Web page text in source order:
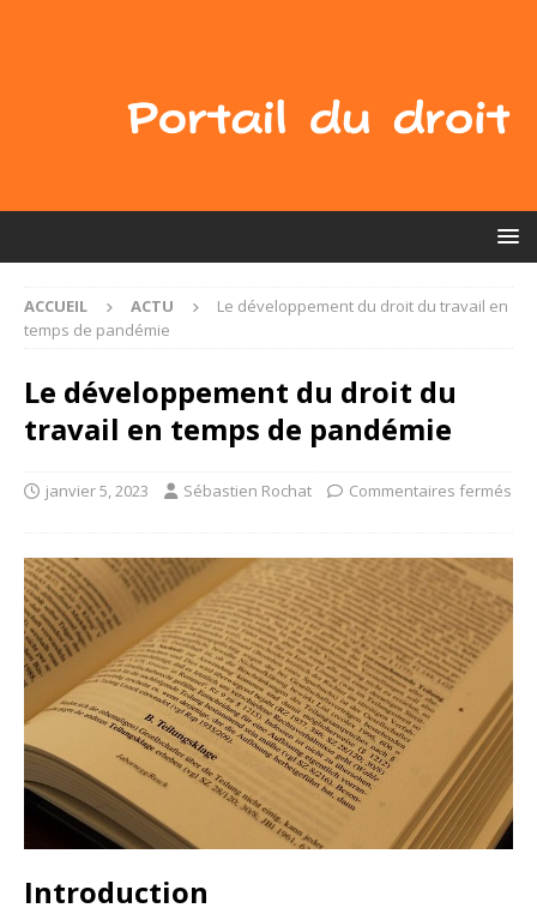
ACCUEIL ACTU
Le développement du droit du travail en
temps de pandémie
Le développement du droit du
travail en temps de pandémie
janvier 5, 2023 Sébastien Rochat Commentaires fermés
Introduction